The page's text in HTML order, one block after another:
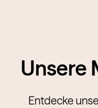
Unsere
Entdecke